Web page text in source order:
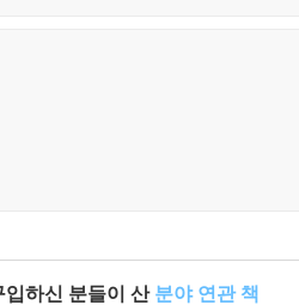
입하신 분들이 산 분야 연관 책